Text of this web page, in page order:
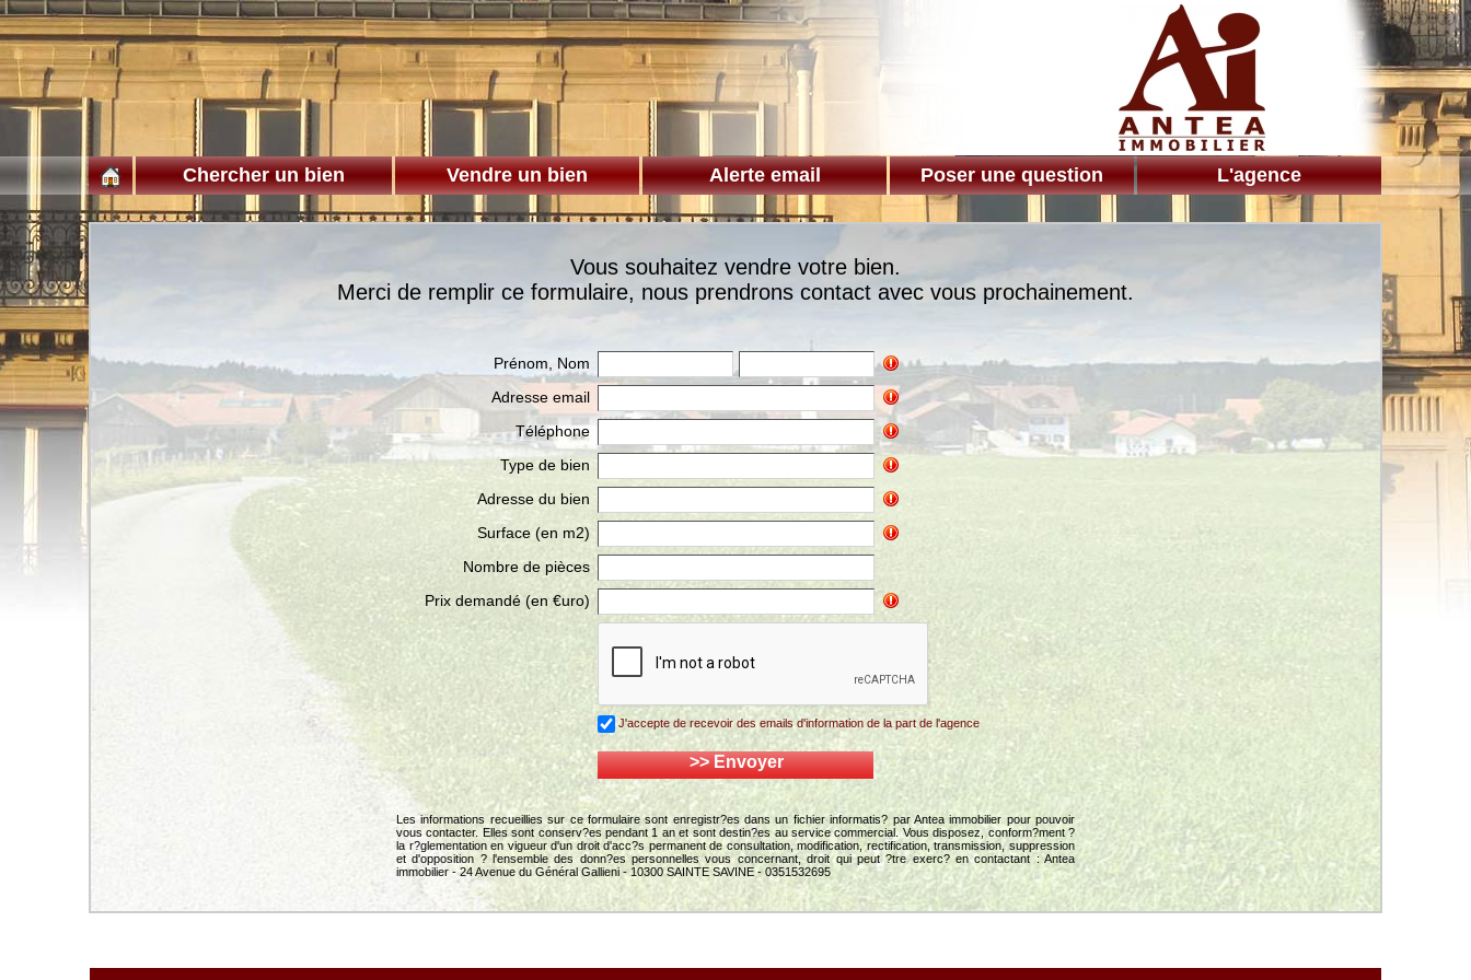
Chercher un bien Vendre un bien Alerte email Poser une question L'agence
Vous souhaitez vendre votre bien.
Merci de remplir ce formulaire, nous prendrons contact avec vous prochainement.
Prénom, Nom
Adresse email
Téléphone
Type de bien
Adresse du bien
Surface (en m2)
Nombre de pièces
Prix demandé (en €uro)
J'accepte de recevoir des emails d'information de la part de l'agence
>> Envoyer
Les informations recueillies sur ce formulaire sont enregistr?es dans un fichier informatis? par Antea immobilier pour pouvoir
vous contacter. Elles sont conserv?es pendant 1 an et sont destin?es au service commercial. Vous disposez, conform?ment ?
la r?glementation en vigueur d'un droit d'acc?s permanent de consultation, modification, rectification, transmission, suppression
et d'opposition ? l'ensemble des donn?es personnelles vous concernant, droit qui peut ?tre exerc? en contactant : Antea
immobilier - 24 Avenue du Général Gallieni - 10300 SAINTE SAVINE - 0351532695